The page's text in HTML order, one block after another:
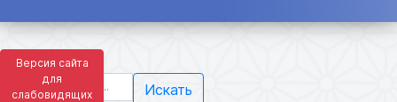
Версия сайта
для
слабовидящих
Искать